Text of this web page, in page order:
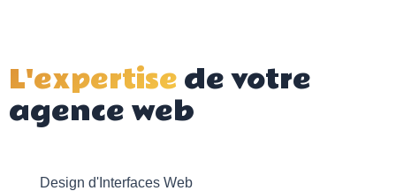
L'expertisede votre
agence web
Design d'Interfaces Web